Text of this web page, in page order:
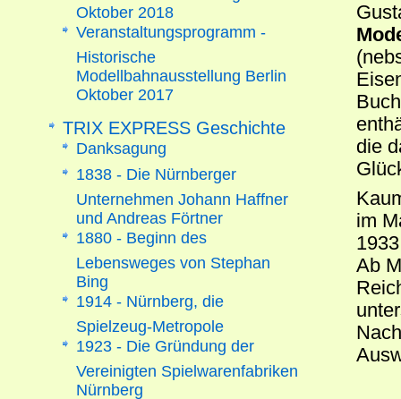
die
im
Ab
Oktober 2018
Veranstaltungsprogramm -
Historische
Modellbahnausstellung Berlin
Oktober 2017
TRIX EXPRESS Geschichte
Danksagung
1838 - Die Nürnberger
Unternehmen Johann Haffner
und Andreas Förtner
1880 - Beginn des
Lebensweges von Stephan
Bing
1914 - Nürnberg, die
Spielzeug-Metropole
1923 - Die Gründung der
Vereinigten Spielwarenfabriken
Nürnberg